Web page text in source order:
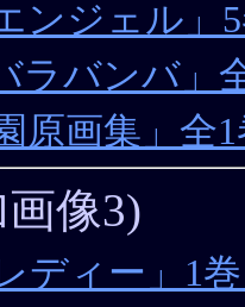
ンジェル」
ラバンバ」
原画集」全
像3)
ディー」1